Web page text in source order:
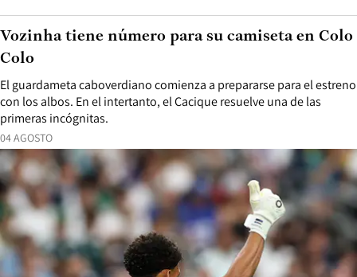
04 AGOSTO
El guardameta caboverdiano comienza a prepararse para el estreno
con los albos. En el intertanto, el Cacique resuelve una de las
primeras incógnitas.
Vozinha tiene número para su camiseta en Colo
Colo